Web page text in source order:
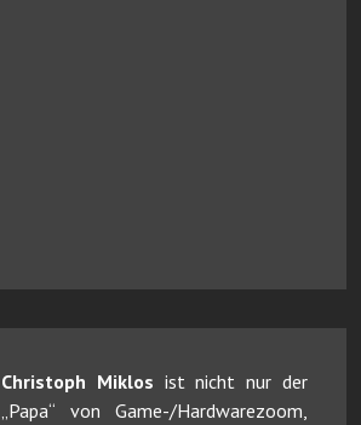
Christoph Miklos ist nicht nur der
„Papa“ von Game-/Hardwarezoom,